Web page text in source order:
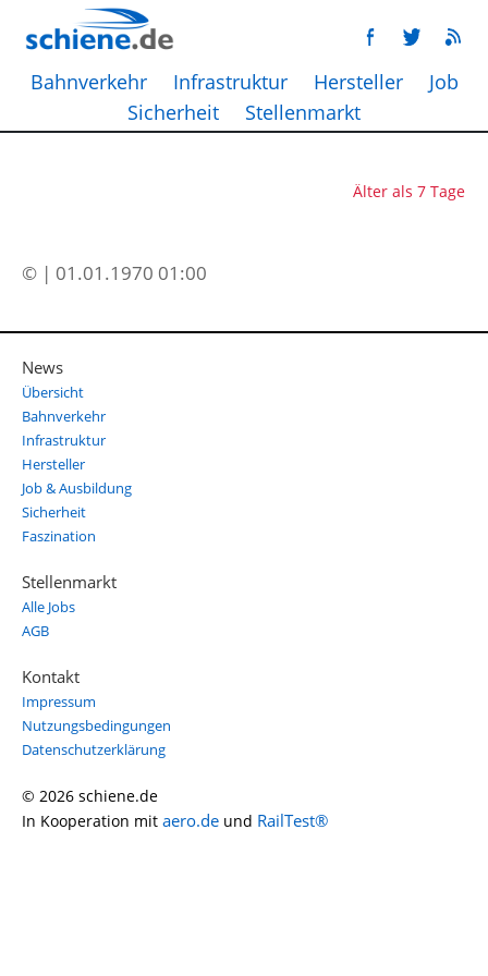
Bahnverkehr Infrastruktur Hersteller
Job
Sicherheit
Stellenmarkt
Älter als 7 Tage
© | 01.01.1970 01:00
News
Übersicht
Bahnverkehr
Infrastruktur
Hersteller
Job & Ausbildung
Sicherheit
Faszination
Stellenmarkt
Alle Jobs
AGB
Kontakt
Impressum
Nutzungsbedingungen
Datenschutzerklärung
© 2026 schiene.de
In Kooperation mit aero.de und RailTest®